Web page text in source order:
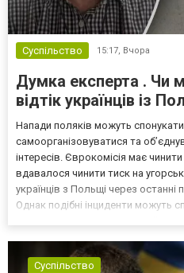
Суспільство 15:17, Вчора
Думка експерта . Чи
відтік українців із
Напади поляків можуть спонукати
самоорганізовуватися та
інтересів. Єврокомісія має
вдавалося чинити тиск на
українців з Польщі через останні
Однак подібні інциденти можуть
Суспільство